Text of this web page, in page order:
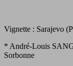
Vignette : Sarajevo
* André-Louis
Sorbonne